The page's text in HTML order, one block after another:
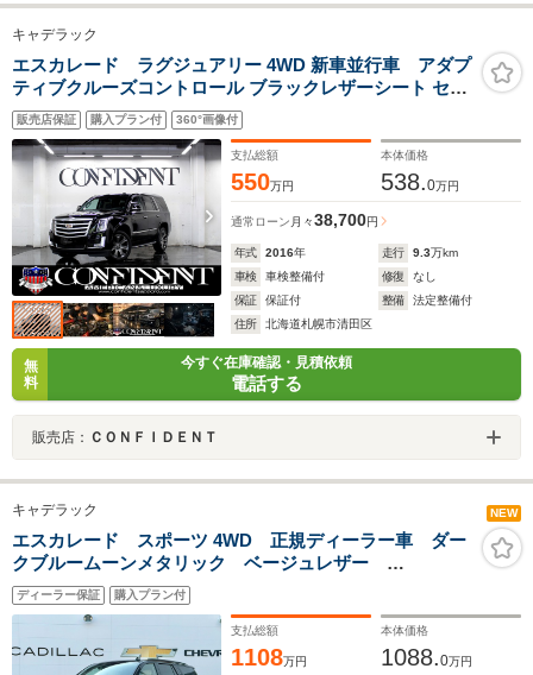
キャデラック
エスカレード ラグジュアリー 4WD 新車並行車 アダプ
ティブクルーズコントロール ブラックレザーシート セカ
ンドベンチシート 全方位カメラ アップルカープレイ シー
トーヒータ&クーラー パワーバックドア
販売店保証 購入プラン付 360°画像付
支払総額
550万円
本体価格
538.0万円
通常ローン 月々38,700円
年式 2016年 走行 9.3万km
車検
車検整備付 修復
なし
保証
保証付 整備
法定整備付
住所
北海道札幌市清田区
無
料
今すぐ在庫確認・見積依頼
電話する
販売店： ＣＯＮＦＩＤＥＮＴ
キャデラック NEW
エスカレード スポーツ 4WD 正規ディーラー車 ダー
クブルームーンメタリック ベージュレザー
416psV8OHV AKG36スピーカー 3Dサウンド ノイズ
キャンセル 38インチディスプレイ ナイトビジョン
電動サンルーフ 後席モニター ETC
ディーラー保証 購入プラン付
支払総額
1108万円
本体価格
1088.0万円